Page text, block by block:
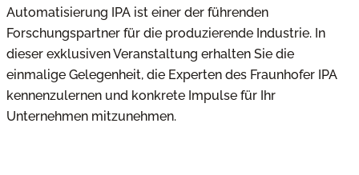
Automatisierung IPA ist einer der führenden
Forschungspartner für die produzierende Industrie. In
dieser exklusiven Veranstaltung erhalten Sie die
einmalige Gelegenheit, die Experten des Fraunhofer IPA
kennenzulernen und konkrete Impulse für Ihr
Unternehmen mitzunehmen.